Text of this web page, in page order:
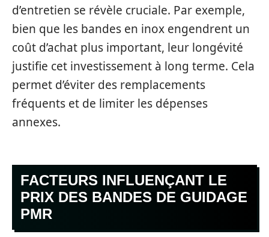
d’entretien se révèle cruciale. Par exemple,
bien que les bandes en inox engendrent un
coût d’achat plus important, leur longévité
justifie cet investissement à long terme. Cela
permet d’éviter des remplacements
fréquents et de limiter les dépenses
annexes.
FACTEURS INFLUENÇANT LE
PRIX DES BANDES DE GUIDAGE
PMR